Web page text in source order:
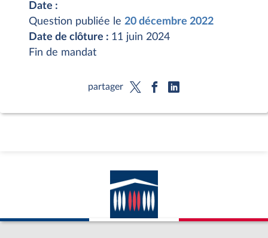
Date :
Question publiée le 20 décembre 2022
Date de clôture : 11 juin 2024
Fin de mandat
partager